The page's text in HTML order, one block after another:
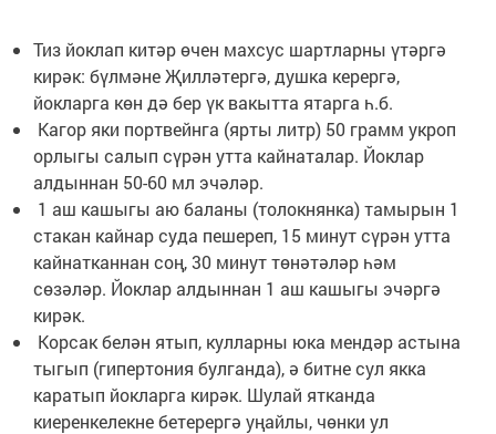
Тиз йоклап китәр өчен махсус шартларны үтәргә
кирәк: бүлмәне Җилләтергә, душка керергә,
йокларга көн дә бер үк вакытта ятарга һ.б.
Кагор яки портвейнга (ярты литр) 50 грамм укроп
орлыгы салып сүрән утта кайнаталар. Йоклар
алдыннан 50-60 мл эчәләр.
1 аш кашыгы аю баланы (толокнянка) тамырын 1
стакан кайнар суда пешереп, 15 минут сүрән утта
кайнатканнан соң, 30 минут төнәтәләр һәм
сөзәләр. Йоклар алдыннан 1 аш кашыгы эчәргә
кирәк.
Корсак белән ятып, кулларны юка мендәр астына
тыгып (гипер­тония булганда), ә битне сул якка
каратып йокларга кирәк. Шулай ятканда
киеренкелекне бетерергә уңайлы, чөнки ул